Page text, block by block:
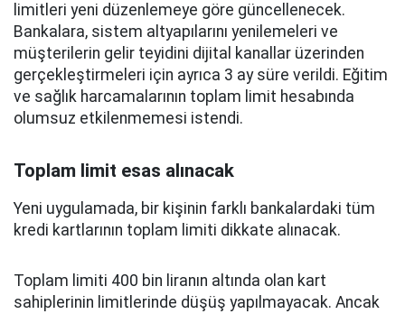
limitleri yeni düzenlemeye göre güncellenecek.
Bankalara, sistem altyapılarını yenilemeleri ve
müşterilerin gelir teyidini dijital kanallar üzerinden
gerçekleştirmeleri için ayrıca 3 ay süre verildi. Eğitim
ve sağlık harcamalarının toplam limit hesabında
olumsuz etkilenmemesi istendi.
Toplam limit esas alınacak
Yeni uygulamada, bir kişinin farklı bankalardaki tüm
kredi kartlarının toplam limiti dikkate alınacak.
Toplam limiti 400 bin liranın altında olan kart
sahiplerinin limitlerinde düşüş yapılmayacak. Ancak